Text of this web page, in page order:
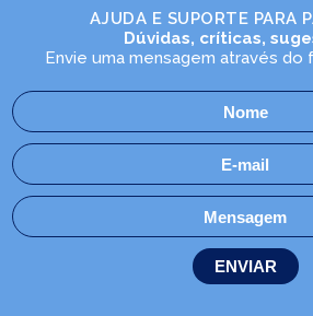
AJUDA E SUPORTE PARA
Dúvidas, críticas,
Envie uma mensagem através do